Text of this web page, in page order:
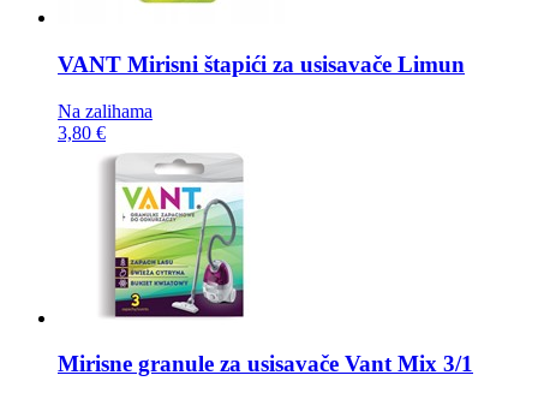
VANT Mirisni štapići za usisavače Limun
Na zalihama
3,80 €
Mirisne granule za usisavače Vant Mix 3/1